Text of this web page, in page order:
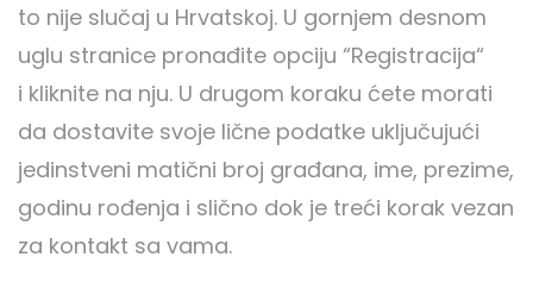
to nije slučaj u Hrvatskoj. U gornjem desnom
uglu stranice pronađite opciju “Registracija“
i kliknite na nju. U drugom koraku ćete morati
da dostavite svoje lične podatke uključujući
jedinstveni matični broj građana, ime, prezime,
godinu rođenja i slično dok je treći korak vezan
za kontakt sa vama.